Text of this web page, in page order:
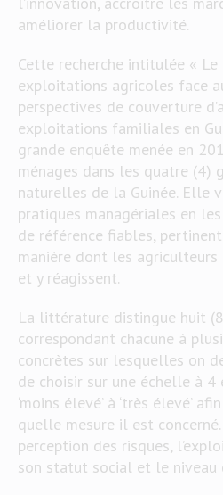
améliorer la productivité.
Cette recherche intitulée «
exploitations agricoles face
perspectives de couverture
exploitations familiales en
grande enquête menée en
ménages dans les quatre (4)
naturelles de la Guinée. Elle
pratiques managériales en
de référence fiables,
manière dont les
et y réagissent.
La littérature distingue huit
correspondant chacune à
concrètes sur lesquelles on
de choisir sur une échelle à
‘moins élevé’ à ‘très élevé’
quelle mesure il est
perception des risques,
son statut social et le niveau